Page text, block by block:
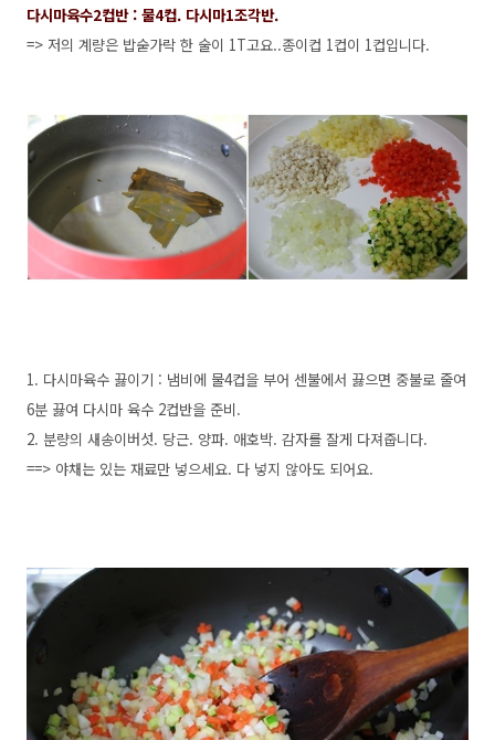
다시마육수2컵반 : 물4컵. 다시마1조각반.
=> 저의 계량은 밥숟가락 한 술이 1T고요..종이컵 1컵이 1컵입니다.
1. 다시마육수 끓이기 : 냄비에 물4컵을 부어 센불에서 끓으면 중불로 줄여
6분 끓여 다시마 육수 2컵반을 준비.
2. 분량의 새송이버섯. 당근. 양파. 애호박. 감자를 잘게 다져줍니다.
==> 야채는 있는 재료만 넣으세요. 다 넣지 않아도 되어요.